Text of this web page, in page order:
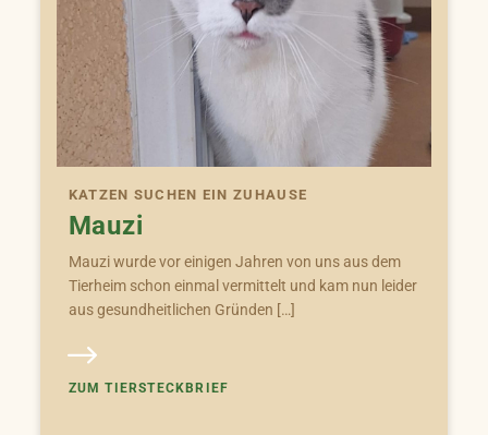
KATZEN SUCHEN EIN ZUHAUSE
Mauzi
Mauzi wurde vor einigen Jahren von uns aus dem
Tierheim schon einmal vermittelt und kam nun leider
aus gesundheitlichen Gründen […]
ZUM TIERSTECKBRIEF